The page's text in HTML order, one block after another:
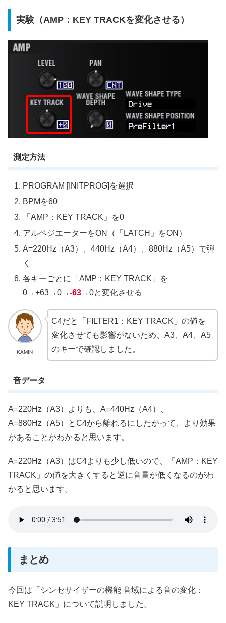
実験（AMP：KEY TRACKを変化させる）
測定方法
PROGRAM [INITPROG]を選択
BPMを60
「AMP：KEY TRACK」を0
アルペジエーターをON（「LATCH」をON）
A=220Hz（A3）、440Hz（A4）、880Hz（A5）で弾
く
各キーごとに「AMP：KEY TRACK」を
0→+63→0→-63→0と変化させる
KAMIN
C4だと「FILTER1：KEY TRACK」の値を
変化させても影響がないため、A3、A4、A5
のキーで確認しました。
音データ
A=220Hz（A3）よりも、A=440Hz（A4）、
A=880Hz（A5）とC4から離れるにしたがって、より効果
があることがわかると思います。
A=220Hz（A3）はC4よりも少し低いので、「AMP：KEY
TRACK」の値を大きくすると逆に音量が低くなるのがわ
かると思います。
まとめ
今回は「シンセサイザーの機能 音域による音の変化：
KEY TRACK」について説明しました。